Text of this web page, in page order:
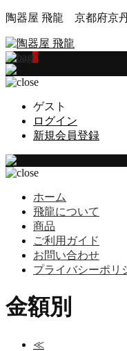
陶器屋 飛龍 京都府京
0
ゲスト
ログイン
新規会員登録
ホーム
飛龍について
商品
ご利用ガイド
お問い合わせ
プライバシーポリ
金額別
≪